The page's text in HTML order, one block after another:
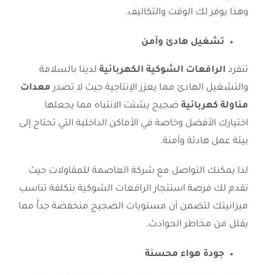
وهذا يوفر لك الوقت والتكاليف.
تشغيل هادئ وآمن
تنفرد الرافعات الشوكية الكهربائيةلدينا بالسلامة
والتشغيل الهادئ مما يعزز الإنتاجية حيث لا تصدر معدات
مناولة كهربائية ضجيج يشتت الانتباه مما يجعلها
اختيارك الأفضل وخاصة في الأماكن الداخلية التي تحتاج إلى
بيئة عمل هادئة وآمنة.
لذا يمكنك التواصل مع شركة العاصمة للمقاولات حيث
تقدم لك فرصة استئجار الرافعات الشوكية بتكلفة تناسب
ميزانيتك لتضمن أن مستويات الضجيج منخفضة جداًَ مما
يقلل من مخاطر الحوادث.
جودة هواء محسنة